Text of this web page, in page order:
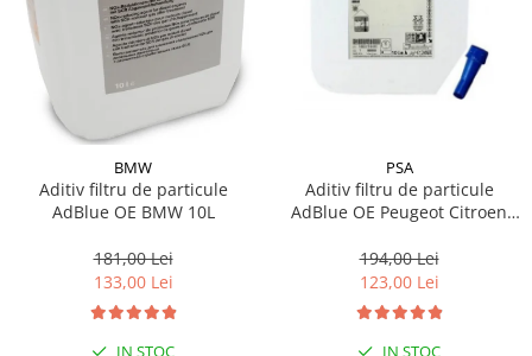
BMW
Aditiv filtru de particule
AdBlue OE BMW 10L
181,00 Lei
133,00 Lei
IN STOC
PSA
Aditiv filtru de particule
AdBlue OE Peugeot Citroen
194,00 Lei
123,00 Lei
IN STOC